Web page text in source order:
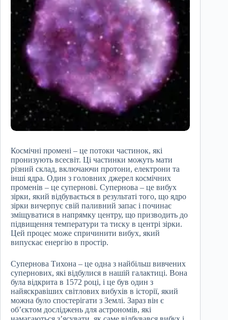
Космічні промені – це потоки частинок, які
пронизують всесвіт. Ці частинки можуть мати
різний склад, включаючи протони, електрони та
інші ядра. Один з головних джерел космічних
променів – це супернові. Супернова – це вибух
зірки, який відбувається в результаті того, що ядро
зірки вичерпує свій паливний запас і починає
зміщуватися в напрямку центру, що призводить до
підвищення температури та тиску в центрі зірки.
Цей процес може спричинити вибух, який
випускає енергію в простір.
Супернова Тихона – це одна з найбільш вивчених
супернових, які відбулися в нашій галактиці. Вона
була відкрита в 1572 році, і це був один з
найяскравіших світлових вибухів в історії, який
можна було спостерігати з Землі. Зараз він є
об’єктом досліджень для астрономів, які